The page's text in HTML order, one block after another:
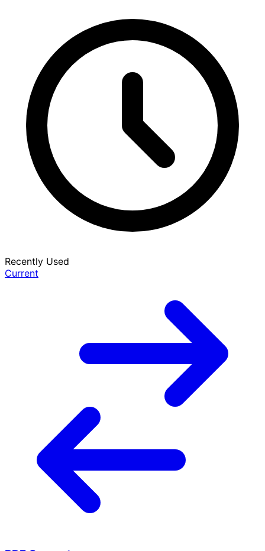
Recently Used
Current